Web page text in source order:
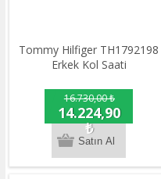
Tommy Hilfiger TH1792198
Erkek Kol Saati
16.730,00 ₺
14.224,90
₺